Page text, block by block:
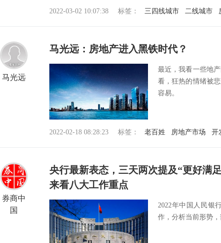
2022-03-02 10:07:38 标签： 三四线城市 二线城市
马光远
马光远：房地产进入黑铁时代？
最近，我看一些地
看，狂热的情绪被
容易。
2022-02-18 08:28:23 标签： 老百姓 房地产市场 开
券商中
国
央行最新表态，三天两次提及“更好满
来看八大工作重点
2022年中国人民银
作，分析当前形势